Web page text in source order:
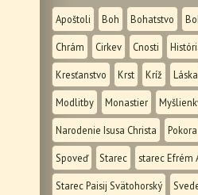
Apoštoli Boh Bohatstvo
Chrám Cirkev Cnosti
Kresťanstvo Krst Kríž Láska
Modlitby Monastier
Narodenie Isusa Christa Pokora
Spoveď Starec starec Efrém
Starec Paisij Svätohorský